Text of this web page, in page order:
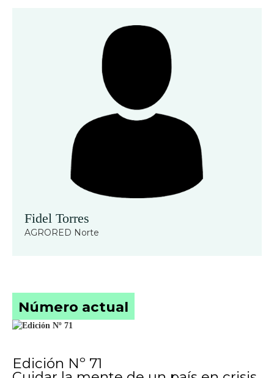
Fidel Torres
AGRORED Norte
Número actual
Edición Nº 71